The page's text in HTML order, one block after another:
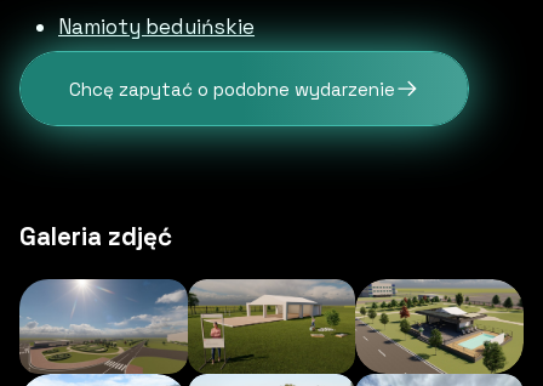
Namioty beduińskie
Chcę zapytać o podobne wydarzenie
Galeria zdjęć